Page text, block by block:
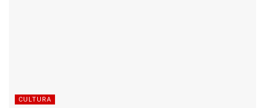
CULTURA